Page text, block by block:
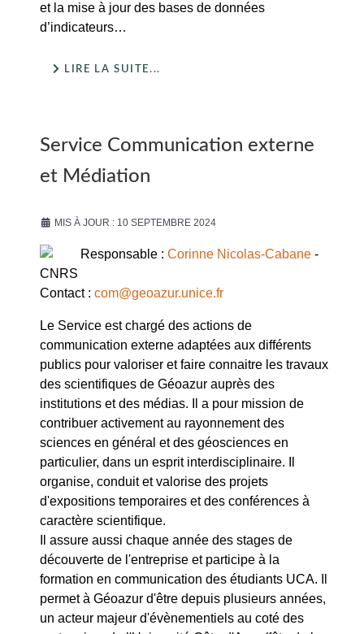
et la mise à jour des bases de données
d’indicateurs…
LIRE LA SUITE...
Service Communication externe
et Médiation
MIS À JOUR : 10 SEPTEMBRE 2024
Responsable : Corinne Nicolas-Cabane -
CNRS
Contact : com@geoazur.unice.fr
Le Service est chargé des actions de
communication externe adaptées aux différents
publics pour valoriser et faire connaitre les travaux
des scientifiques de Géoazur auprès des
institutions et des médias. Il a pour mission de
contribuer activement au rayonnement des
sciences en général et des géosciences en
particulier, dans un esprit interdisciplinaire. Il
organise, conduit et valorise des projets
d'expositions temporaires et des conférences à
caractère scientifique.
Il assure aussi chaque année des stages de
découverte de l'entreprise et participe à la
formation en communication des étudiants UCA. Il
permet à Géoazur d'être depuis plusieurs années,
un acteur majeur d'évènementiels au coté des